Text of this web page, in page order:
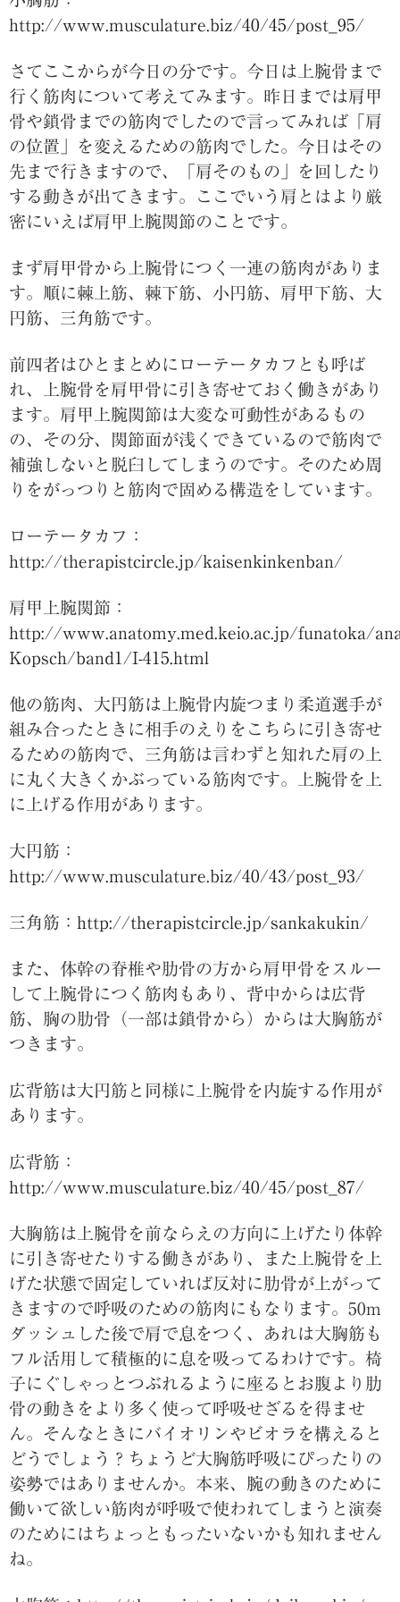
http://www.musculature.biz/40/45/post_95/
さてここからが今日の分です。今日は上腕骨まで
行く筋肉について考えてみます。昨日までは肩甲
骨や鎖骨までの筋肉でしたので言ってみれば「肩
の位置」を変えるための筋肉でした。今日はその
先まで行きますので、「肩そのもの」を回したり
する動きが出てきます。ここでいう肩とはより厳
密にいえば肩甲上腕関節のことです。
まず肩甲骨から上腕骨につく一連の筋肉がありま
す。順に棘上筋、棘下筋、小円筋、肩甲下筋、大
円筋、三角筋です。
前四者はひとまとめにローテータカフとも呼ば
れ、上腕骨を肩甲骨に引き寄せておく働きがあり
ます。肩甲上腕関節は大変な可動性があるもの
の、その分、関節面が浅くできているので筋肉で
補強しないと脱臼してしまうのです。そのため周
りをがっつりと筋肉で固める構造をしています。
ローテータカフ：
http://therapistcircle.jp/kaisenkinkenban/
肩甲上腕関節：
http://www.anatomy.med.keio.ac.jp/funatoka/
Kopsch/band1/I-415.html
他の筋肉、大円筋は上腕骨内旋つまり柔道選手が
組み合ったときに相手のえりをこちらに引き寄せ
るための筋肉で、三角筋は言わずと知れた肩の上
に丸く大きくかぶっている筋肉です。上腕骨を上
に上げる作用があります。
大円筋：
http://www.musculature.biz/40/43/post_93/
三角筋： http://therapistcircle.jp/sankakukin/
また、体幹の脊椎や肋骨の方から肩甲骨をスルー
して上腕骨につく筋肉もあり、背中からは広背
筋、胸の肋骨（一部は鎖骨から）からは大胸筋が
つきます。
広背筋は大円筋と同様に上腕骨を内旋する作用が
あります。
広背筋：
http://www.musculature.biz/40/45/post_87/
大胸筋は上腕骨を前ならえの方向に上げたり体幹
に引き寄せたりする働きがあり、また上腕骨を上
げた状態で固定していれば反対に肋骨が上がって
きますので呼吸のための筋肉にもなります。50m
ダッシュした後で肩で息をつく、あれは大胸筋も
フル活用して積極的に息を吸ってるわけです。椅
子にぐしゃっとつぶれるように座るとお腹より肋
骨の動きをより多く使って呼吸せざるを得ませ
ん。そんなときにバイオリンやビオラを構えると
どうでしょう？ちょうど大胸筋呼吸にぴったりの
姿勢ではありませんか。本来、腕の動きのために
働いて欲しい筋肉が呼吸で使われてしまうと演奏
のためにはちょっともったいないかも知れません
ね。